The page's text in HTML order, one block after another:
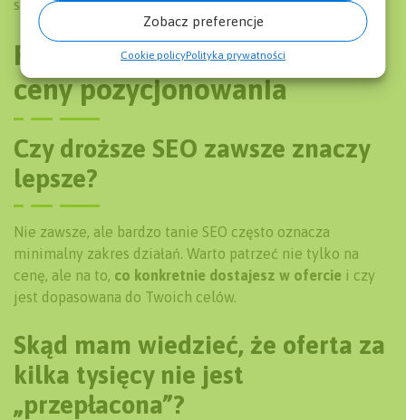
Zobacz preferencje
Cookie policyPolityka prywatności
sprawdzimy, co da się zrobić.
FAQ – najczęstsze pytania o
ceny pozycjonowania
Czy droższe SEO zawsze znaczy
lepsze?
Nie zawsze, ale bardzo tanie SEO często oznacza
minimalny zakres działań. Warto patrzeć nie tylko na
cenę, ale na to, co konkretnie dostajesz w ofercie i czy
jest dopasowana do Twoich celów.
Skąd mam wiedzieć, że oferta za
kilka tysięcy nie jest
„przepłacona”?